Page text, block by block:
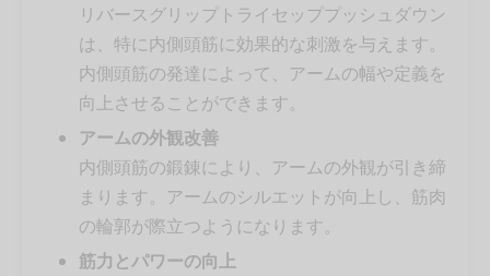
リバースグリップトライセッププッシュダウン
は、特に内側頭筋に効果的な刺激を与えます。
内側頭筋の発達によって、アームの幅や定義を
向上させることができます。
アームの外観改善
内側頭筋の鍛錬により、アームの外観が引き締
まります。アームのシルエットが向上し、筋肉
の輪郭が際立つようになります。
筋力とパワーの向上